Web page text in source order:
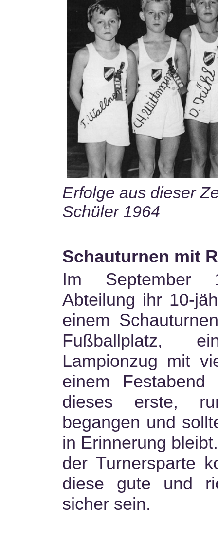
Erfolge aus dieser
Schüler 1964
Schauturnen mit
Im September
Abteilung ihr 10-
einem
Fußballplatz,
Lampionzug mit
einem
dieses erste,
begangen und
in Erinnerung
der Turnersparte
diese gute und
sicher sein.